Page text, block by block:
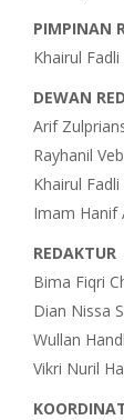
PIMPINAN
Khairul
DEWAN
Arif
Rayhanil
Khairul
Imam Hanif
REDAKTUR
Bima Fiqri
Dian Nissa
Wullan
Vikri Nuril